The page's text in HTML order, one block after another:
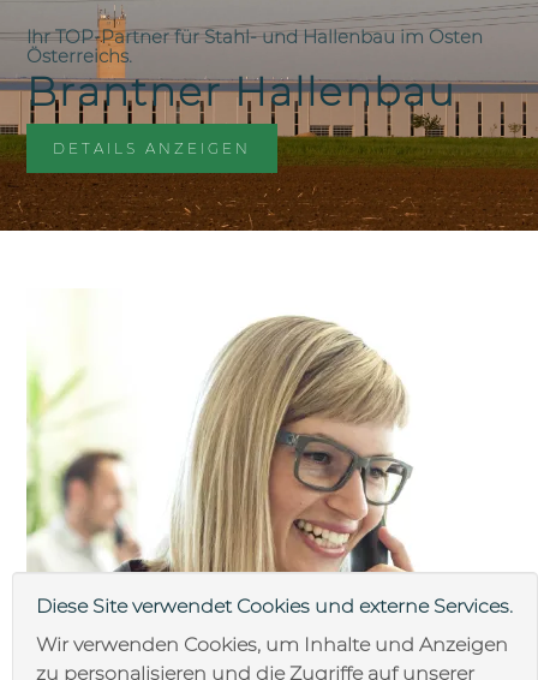
Ihr TOP-Partner für Stahl- und Hallenbau im Osten
Österreichs.
Brantner Hallenbau
DETAILS ANZEIGEN
Diese Site verwendet Cookies und externe Services.
Wir verwenden Cookies, um Inhalte und Anzeigen
zu personalisieren und die Zugriffe auf unserer